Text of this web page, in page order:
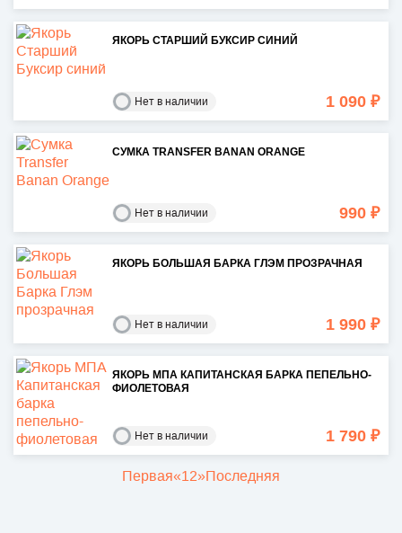
ЯКОРЬ СТАРШИЙ БУКСИР СИНИЙ
Нет в наличии 1 090 ₽
СУМКА TRANSFER BANAN ORANGE
Нет в наличии 990 ₽
ЯКОРЬ БОЛЬШАЯ БАРКА ГЛЭМ ПРОЗРАЧНАЯ
Нет в наличии 1 990 ₽
ЯКОРЬ МПА КАПИТАНСКАЯ БАРКА ПЕПЕЛЬНО-
ФИОЛЕТОВАЯ
Нет в наличии 1 790 ₽
Первая«12»Последняя